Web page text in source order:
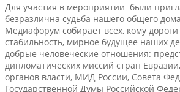
Для участия в мероприятии были
безразлична судьба нашего общего
Медиафорум собирает всех, кому дороги
стабильность, мирное будущее наших
добрые человеческие отношения:
дипломатических миссий стран
органов власти, МИД России, Совета
Государственной Думы Российской